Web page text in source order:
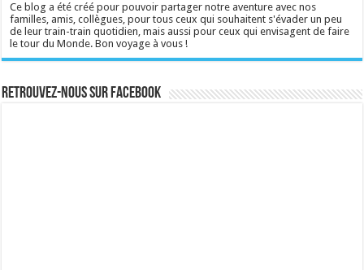
Ce blog a été créé pour pouvoir partager notre aventure avec nos
familles, amis, collègues, pour tous ceux qui souhaitent s'évader un peu
de leur train-train quotidien, mais aussi pour ceux qui envisagent de faire
le tour du Monde. Bon voyage à vous !
Retrouvez-nous sur Facebook